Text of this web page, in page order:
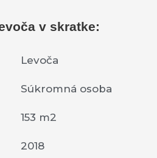
v skratke:
Levoča
Súkromná osoba
153 m2
2018